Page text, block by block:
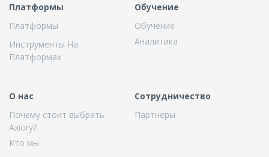
Платформы
Платформы
Инструменты На
Платформах
Обучение
Обучение
Аналитика
О нас
Почему стоит выбрать
Axiory?
Кто мы
Сотрудничество
Партнеры